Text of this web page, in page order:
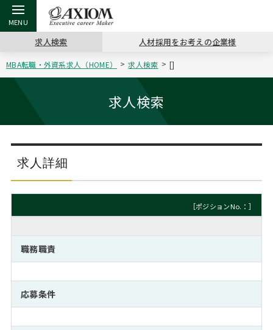
戻る
アクシアムの特長
コンサ
サービス案内 キャリ
コンサルタントの紹介
戻る
キャリア支援 TOP
キャリアデザイン講座
（最新求人市場動向）
MBAの
おわり
ステージ別アドバイス
MBA留学生数の推移
日本か
インターン受入企業一覧
MBAを生かす求人特集
戻る
転職ツール TOP
英文レジュメの書き方 パワー
職務経歴書の書き方
よくある面接Q&A集
外資系／面接攻略のコツ
戻る
転職コラム TOP
“展”職相談室
転職市場の明日をよめ
転職成功への4つの鍵
キャリアに効く一冊
注目企業インタビュー
戻る
イベント・セミナー TOP
ジョブフェア
キャリアデザインセミナー
キャリアフォーラム
プロ経営者の特別セミナー
Career Talk Live
MBA NETWORKING
戻る
会社概要 TOP
沿革
主なクライアント
採用情報
パブリシティ
ニュースリリース
求人検索 人材採用をお考えの企業様
MBA転職・外資系求人（HOME） 求人検索 []
求人検索
求人詳細
［ポジションNo.：］
職務職責
応募条件